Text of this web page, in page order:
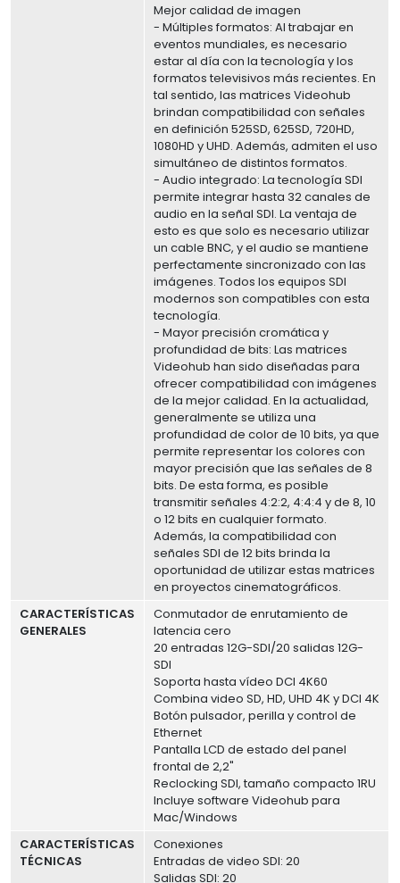
Mejor calidad de imagen
- Múltiples formatos: Al trabajar en
eventos mundiales, es necesario
estar al día con la tecnología y los
formatos televisivos más recientes. En
tal sentido, las matrices Videohub
brindan compatibilidad con señales
en definición 525SD, 625SD, 720HD,
1080HD y UHD. Además, admiten el uso
simultáneo de distintos formatos.
- Audio integrado: La tecnología SDI
permite integrar hasta 32 canales de
audio en la señal SDI. La ventaja de
esto es que solo es necesario utilizar
un cable BNC, y el audio se mantiene
perfectamente sincronizado con las
imágenes. Todos los equipos SDI
modernos son compatibles con esta
tecnología.
- Mayor precisión cromática y
profundidad de bits: Las matrices
Videohub han sido diseñadas para
ofrecer compatibilidad con imágenes
de la mejor calidad. En la actualidad,
generalmente se utiliza una
profundidad de color de 10 bits, ya que
permite representar los colores con
mayor precisión que las señales de 8
bits. De esta forma, es posible
transmitir señales 4:2:2, 4:4:4 y de 8, 10
o 12 bits en cualquier formato.
Además, la compatibilidad con
señales SDI de 12 bits brinda la
oportunidad de utilizar estas matrices
en proyectos cinematográficos.
CARACTERÍSTICAS
GENERALES
Conmutador de enrutamiento de
latencia cero
20 entradas 12G-SDI/20 salidas 12G-
SDI
Soporta hasta vídeo DCI 4K60
Combina video SD, HD, UHD 4K y DCI 4K
Botón pulsador, perilla y control de
Ethernet
Pantalla LCD de estado del panel
frontal de 2,2"
Reclocking SDI, tamaño compacto 1RU
Incluye software Videohub para
Mac/Windows
CARACTERÍSTICAS
TÉCNICAS
Conexiones
Entradas de video SDI: 20
Salidas SDI: 20